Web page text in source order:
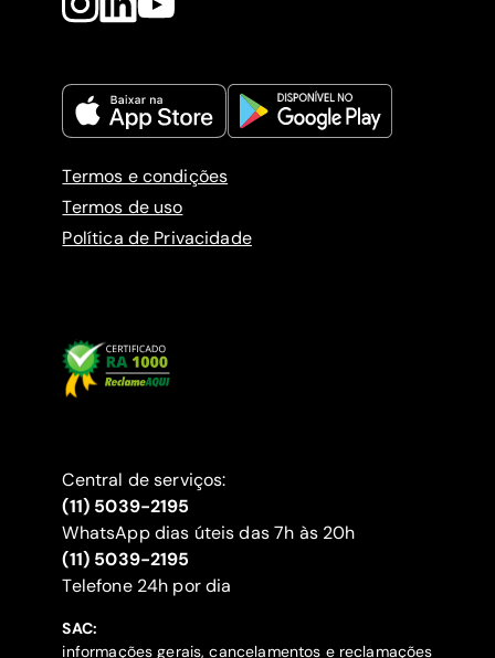
Termos e condições
Termos de uso
Política de Privacidade
Central de serviços:
(11) 5039-2195
WhatsApp dias úteis das 7h às 20h
(11) 5039-2195
‍Telefone 24h por dia
SAC:
informações gerais, cancelamentos e reclamações